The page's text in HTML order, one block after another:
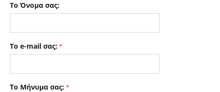
Το Όνομα σας:
Το e-mail σας:
Το Μήνυμα σας: